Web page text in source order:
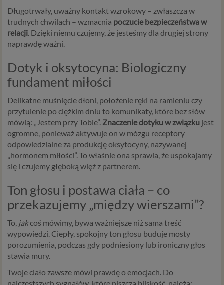
Długotrwały, uważny kontakt wzrokowy – zwłaszcza w
trudnych chwilach – wzmacnia poczucie bezpieczeństwa w
relacji. Dzięki niemu czujemy, że jesteśmy dla drugiej strony
naprawdę ważni.
Dotyk i oksytocyna: Biologiczny
fundament miłości
Delikatne muśnięcie dłoni, położenie ręki na ramieniu czy
przytulenie po ciężkim dniu to komunikaty, które bez słów
mówią: „Jestem przy Tobie”. Znaczenie dotyku w związku jest
ogromne, ponieważ aktywuje on w mózgu receptory
odpowiedzialne za produkcję oksytocyny, nazywanej
„hormonem miłości”. To właśnie ona sprawia, że uspokajamy
się i czujemy głęboką więź z partnerem.
Ton głosu i postawa ciała – co
przekazujemy „między wierszami”?
To, jakcoś mówimy, bywa ważniejsze niż sama treść
wypowiedzi. Ciepły, spokojny ton głosu buduje mosty
porozumienia, podczas gdy podniesiony lub ironiczny głos
stawia mury.
Twoje ciało zawsze mówi prawdę o emocjach. Do
najczęstszych sygnałów, które niszczą bliskość, należą: